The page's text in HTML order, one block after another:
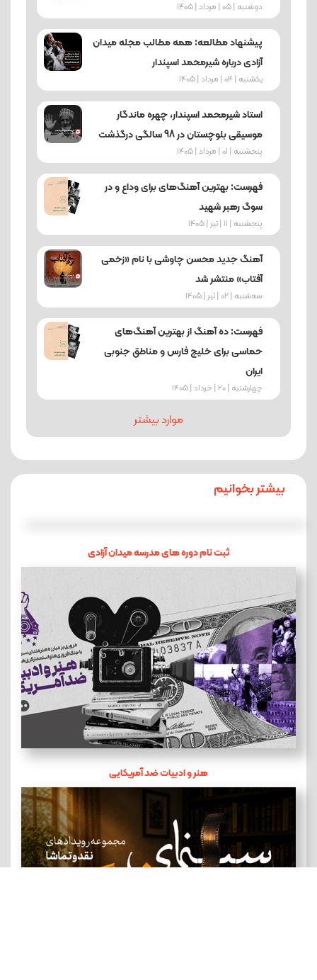
دوشنبه | 05 | مرداد | 1405
پیشنهاد مطالعه: همه مطالب مجله میدان
آزادی درباره شیرمحمد اسپندار
یکشنبه | 04 | مرداد | 1405
استاد شیرمحمد اسپندار، چهره ماندگار
موسیقی بلوچستان در 98 سالگی درگذشت
پنجشنبه | 01 | مرداد | 1405
فهرست: بهترین آهنگ‌های برای وداع و در
سوگ رهبر شهید
پنجشنبه | 11 | تیر | 1405
آهنگ جدید محسن چاوشی با نام «زخمی
آفتاب» منتشر شد
ﺳﻪشنبه | 02 | تیر | 1405
فهرست: ده آهنگ از بهترین آهنگ‌های
حماسی برای خلیج فارس و مناطق جنوبی
ایران
چهارشنبه | 20 | خرداد | 1405
موارد بیشتر
بیشتر بخوانیم
ثبت نام دوره های مدرسه میدان آزادی
هنر و ادبیات ضد آمریکایی